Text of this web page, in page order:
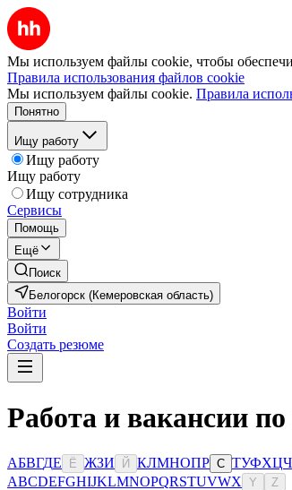
Мы используем файлы cookie, чтобы
Правила использования файлов cookie
Мы используем файлы cookie. Правила
Понятно
Ищу работу
Ищу работу
Ищу работу
Ищу сотрудника
Сервисы
Помощь
Ещё
Поиск
Белогорск (Кемеровская область)
Войти
Войти
Создать резюме
Работа и вакансии
АБВГДЕ Ё ЖЗИ Й КЛМНОПР С ТУФХЦЧ
ABCDEFGHIJKLMNOPQRSTUVWX Y Z